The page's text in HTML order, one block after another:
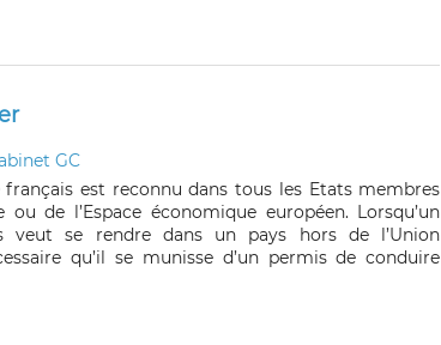
GC
est reconnu dans tous les Etats membres
ou de l’Espace économique européen. Lorsqu’un
veut se rendre dans un pays hors de l’Union
qu’il se munisse d’un permis de conduire